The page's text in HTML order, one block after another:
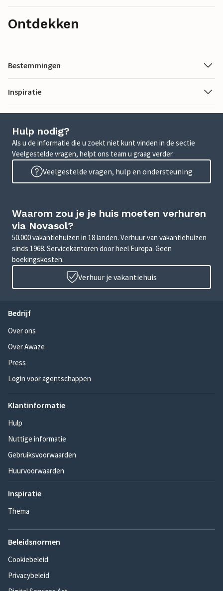
Ontdekken
Bestemmingen
Inspiratie
Hulp nodig?
Als u de informatie die u zoekt niet kunt vinden in de sectie
Veelgestelde vragen, helpt ons team u graag verder.
Veelgestelde vragen, hulp en ondersteuning
Waarom zou je je huis moeten verhuren
via Novasol?
50.000 vakantiehuizen in 18 landen. Verhuur van vakantiehuizen
sinds 1968. Servicekantoren door heel Europa. Geen
boekingskosten.
Verhuur je vakantiehuis
Bedrijf
Over ons
Over Awaze
Press
Login voor agentschappen
Klantinformatie
Hulp
Nuttige informatie
Gebruiksvoorwaarden
Huurvoorwaarden
Inspiratie
Thema
Beleidsnormen
Cookiebeleid
Privacybeleid